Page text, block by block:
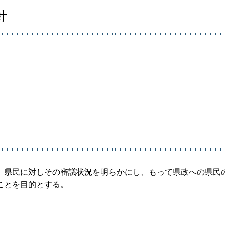
民に対しその審議状況を明らかにし、もって県政への県民
を目的とする。